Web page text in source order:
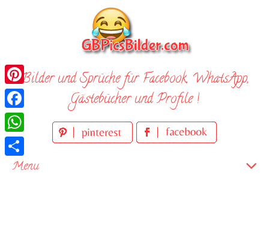
Bilder und Sprüche für Facebook, WhatsApp,
Gästebücher und Profile !
Menu
Pinterest
Facebook
WhatsApp
Teilen